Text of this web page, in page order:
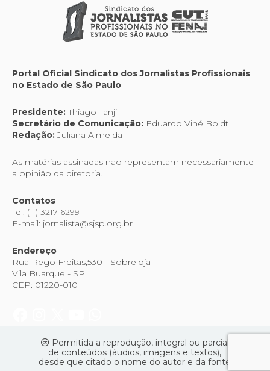
Portal Oficial Sindicato dos Jornalistas Profissionais
no Estado de São Paulo
Presidente:Thiago Tanji
Secretário de Comunicação: Eduardo Viné Boldt
Redação:Juliana Almeida
As matérias assinadas não representam necessariamente
a opinião da diretoria.
Contatos
Tel: (11) 3217-6299
E-mail: jornalista@sjsp.org.br
Endereço
Rua Rego Freitas,530 - Sobreloja
Vila Buarque - SP
CEP: 01220-010
Permitida a reprodução, integral ou parcial
de conteúdos (áudios, imagens e textos),
desde que citado o nome do autor e da fonte